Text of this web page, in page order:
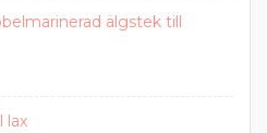
älgstek till
lax